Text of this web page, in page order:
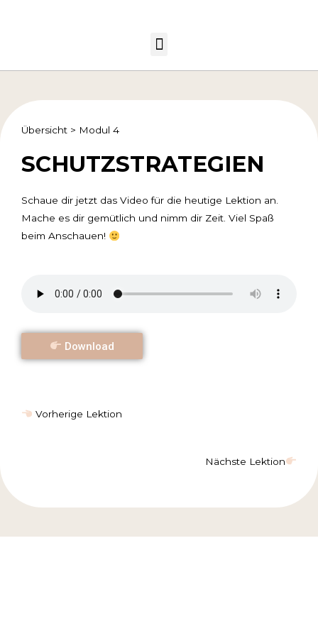
Übersicht > Modul 4
SCHUTZSTRATEGIEN
Schaue dir jetzt das Video für die heutige Lektion an.
Mache es dir gemütlich und nimm dir Zeit. Viel Spaß
beim Anschauen!
Download
Vorherige Lektion
Nächste Lektion